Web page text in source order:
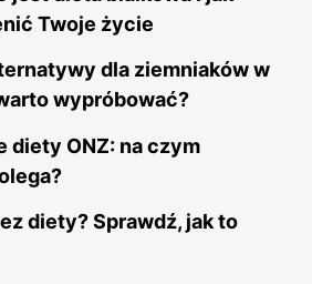
Twoje życie
dla ziemniaków w
wypróbować?
diety ONZ: na czym
diety? Sprawdź, jak to